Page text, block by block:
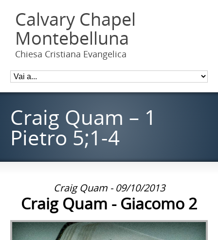
Calvary Chapel
Montebelluna
Chiesa Cristiana Evangelica
Craig Quam – 1
Pietro 5;1-4
Craig Quam - 09/10/2013
Craig Quam - Giacomo 2